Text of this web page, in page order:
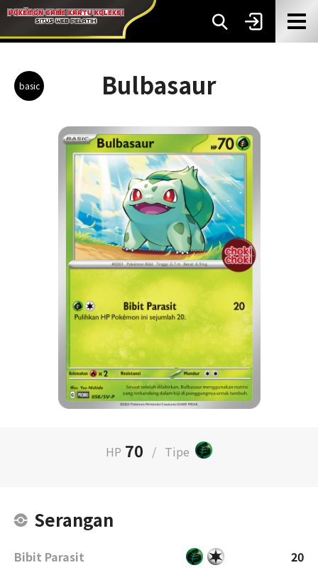
basic Bulbasaur
HP 70 / Tipe
Serangan
Bibit Parasit
20